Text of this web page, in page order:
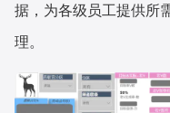
据，为各级员工提供所
理。